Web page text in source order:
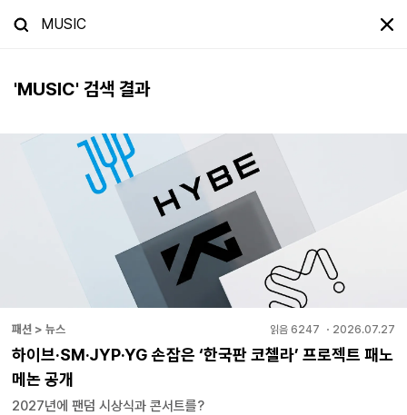
'MUSIC' 검색 결과
패션 > 뉴스 읽음 6247 ・ 2026.07.27
하이브·SM·JYP·YG 손잡은 ‘한국판 코첼라’ 프로젝트 패노
메논 공개
2027년에 팬덤 시상식과 콘서트를?